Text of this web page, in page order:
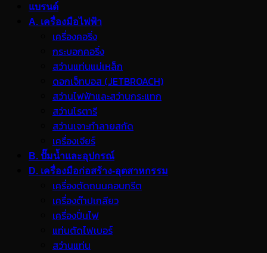
แบรนด์
A. เครื่องมือไฟฟ้า
เครื่องคอริ่ง
กระบอกคอริ่ง
สว่านแท่นแม่เหล็ก
ดอกเจ็ทบอส (JETBROACH)
สว่านไฟฟ้าและสว่านกระแทก
สว่านโรตารี
สว่านเจาะทำลายสกัด
เครื่องเจียร์
B. ปั๊มน้ำและอุปกรณ์
D. เครื่องมือก่อสร้าง-อุตสาหกรรม
เครื่องตัดถนนคอนกรีต
เครื่องต๊าปเกลียว
เครื่องปั่นไฟ
แท่นตัดไฟเบอร์
สว่านแท่น